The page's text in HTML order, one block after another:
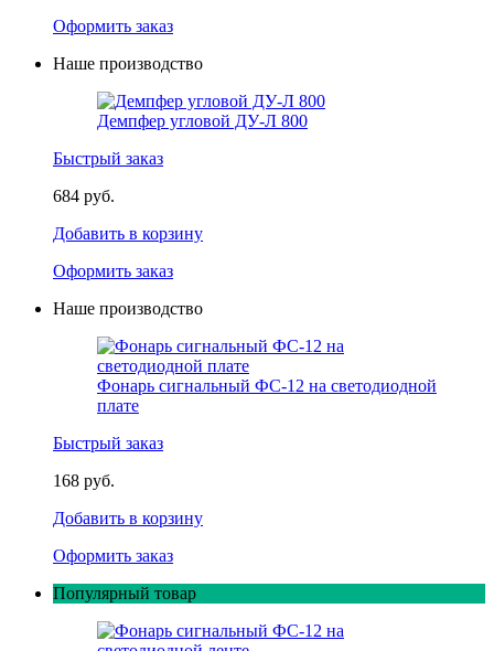
Оформить заказ
Наше производство
Демпфер угловой ДУ-Л 800
Быстрый заказ
684 руб.
Добавить в корзину
Оформить заказ
Наше производство
Фонарь сигнальный ФС-12 на светодиодной
плате
Быстрый заказ
168 руб.
Добавить в корзину
Оформить заказ
Популярный товар